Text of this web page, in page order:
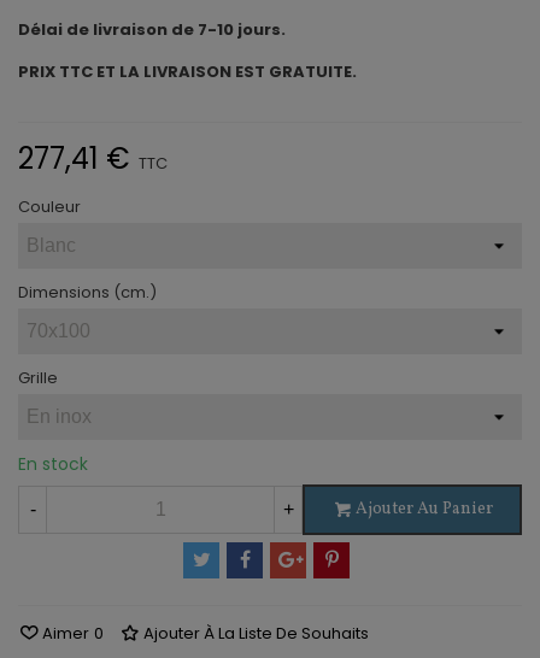
Délai de livraison de 7-10 jours.
PRIX TTC ET LA LIVRAISON EST GRATUITE.
277,41 € TTC
Couleur
Dimensions (cm.)
Grille
En stock
- + Ajouter Au Panier
Aimer 0 Ajouter À La Liste De Souhaits